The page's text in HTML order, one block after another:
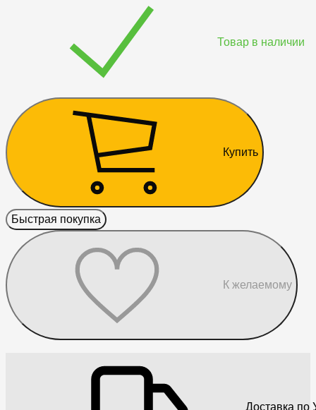
Товар в наличии
Купить
Быстрая покупка
К желаемому
Доставка по